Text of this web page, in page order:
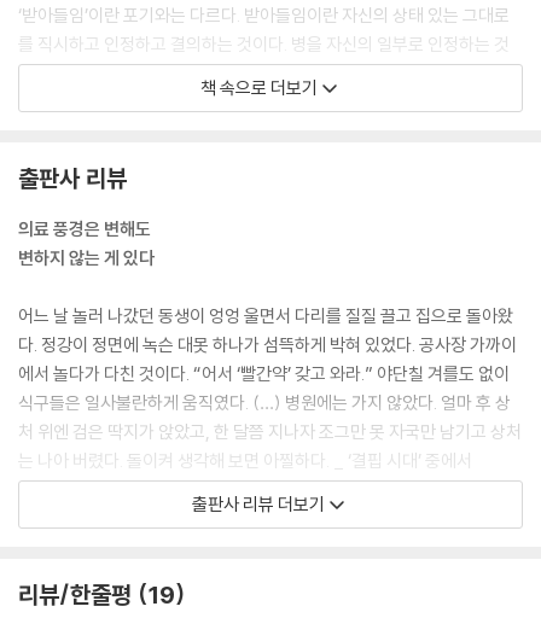
가 없으면 잇몸으로
4 경증에 지혜롭게 대처한다(해법 4)
경증은 경종이다 | 통증은 우리 몸이 살아 있다는 증거 | 질병의 전개
5 미니멀리즘 의료를 실천한다(해법 5)
가난한 사람들의 다중 족쇄 | 친구들 보험 | 공보험과 사보험
7 느리게 산다(해법 7)
아날로그적 삶 | 밥이 되기를 기다리는 시간 | 그만 불안해하고 이제 느리
게 살아 | 생존이 아니라 삶이다
8 21세기 의료 주권 회복 선언
어느 쪽을 바라볼 것인가 | 환자의 진화 1단계 지식의 민주화 시대 도래/2
단계 의료주체로서의 자각/3단계 소신 있는 실천과 행동 | 의료인의 진화
함께 가기/사회적 역량 강화 | 영차 의료 해법과 의료 미니멀리즘
3부 어떻게 살 것인가
1 악당들에게 멋지게 한 방 먹이기
‘당신들은 이념적으로 소비하는가?’ | 슘페터의 저주 | 악당들 | 용기가 필
2 어떤 선택을 하겠는가
‘받아들임’이란 포기와는 다르다. 받아들임이란 자신의 상태 있는 그대로
를 직시하고 인정하고 결의하는 것이다. 병을 자신의 일부로 인정하는 것
이 치료의 시작이다. 특히 만성 통증 계열의 질병은 심리적으로 받아들이
기만 해도 편안해지는 병증이 많다. 병으로 인한 고통이 더는 나를 괴롭히
내 몸의 세포가 일을 잘할 수 있도록 환경을 조성해 주고 도와주는 역할을
할 뿐이다. 그래서 평소 영양 상태가 좋고 체력을 잘 관리해 온 사람은 병에
에 달렸다.
--- p.58
의사는 환자로부터 배운다. 의사 입장에서는 너무 영리하게 미리 달릴 필
요가 없다. 의학 지식만을 들이대다 보면, 정작 환자 자신이 원하는 부분을
놓치는 수가 있다. 의사는 강박을 내려놓으시라. 의사는 치유자가 아니라
치료자다. 치유란 환자 몸 안에서 스스로 일어나는 자연의 섭리이고, 치료
는 그걸 도와주는 의료 행위다.
--- p.75
얼리 어댑터다. 일찍 일어나는 벌레가 빨리 잡아먹힌다. 의사도 병원도 사
책 속으로 더보기
출판사 리뷰
의료 풍경은 변해도
변하지 않는 게 있다
어느 날 놀러 나갔던 동생이 엉엉 울면서 다리를 질질 끌고 집으로 돌아왔
다. 정강이 정면에 녹슨 대못 하나가 섬뜩하게 박혀 있었다. 공사장 가까이
에서 놀다가 다친 것이다. “어서 ‘빨간약’ 갖고 와라.” 야단칠 겨를도 없이
식구들은 일사불란하게 움직였다. (…) 병원에는 가지 않았다. 얼마 후 상
처 위엔 검은 딱지가 앉았고, 한 달쯤 지나자 조그만 못 자국만 남기고 상처
는 나아 버렸다. 돌이켜 생각해 보면 아찔하다. _ ‘결핍 시대’ 중에서
수많은 사람이 진료실을 오간다. 그들이 아픈 얘기를 들려준다. 나는 가만
주는 기계는 없을까요?” 미식축구를 하다가 다쳐서 어깨 치료를 받으러
출판사 리뷰 더보기
리뷰/한줄평 19